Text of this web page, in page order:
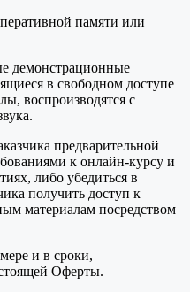
памяти или
демонстрационные
в свободном доступе
воспроизводятся с
предварительной
к онлайн-курсу и
либо убедиться в
получить доступ к
материалам посредством
и в сроки,
Оферты.